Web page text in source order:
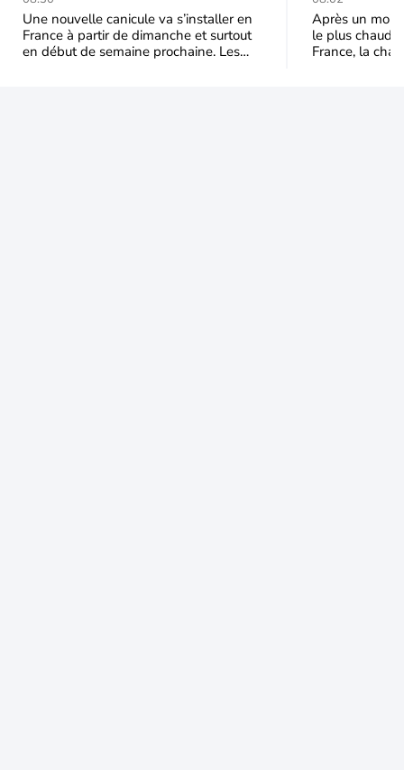
semaine prochaine
Une nouvelle canicule va s’installer en
France à partir de dimanche et surtout
en début de semaine prochaine. Les
septembre
Après un
le plus chaud
France, la